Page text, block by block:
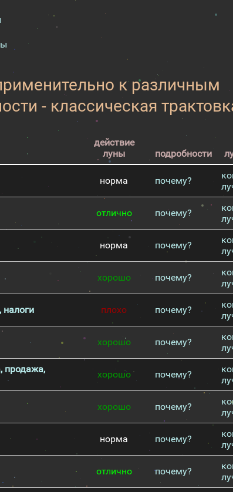
к различным
- классическая
действие
луны
подробности
норма почему?
отлично почему?
норма почему?
хорошо почему?
налоги плохо почему?
хорошо почему?
продажа,
хорошо почему?
хорошо почему?
норма почему?
отлично почему?